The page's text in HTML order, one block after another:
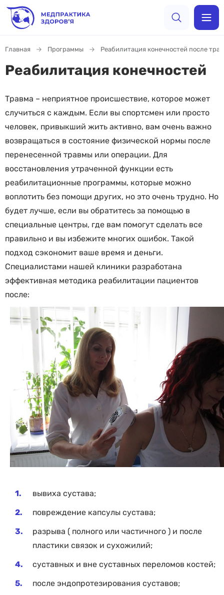
Главная Программы Реабилитация конечностей после
Реабилитация конечностей
Травма – неприятное происшествие, которое может
случиться с каждым. Если вы спортсмен или просто
человек, привыкший жить активно, вам очень важно
возвращаться в состояние физической нормы после
перенесенной травмы или операции. Для
восстановления утраченной функции есть
реабилитационные программы, которые можно
воплотить без помощи других, но это очень трудно. Но
будет лучше, если вы обратитесь за помощью в
специальные центры, где вам помогут сделать все
правильно и вы избежите многих ошибок. Такой
подход сэкономит ваше время и деньги.
Специалистами нашей клиники разработана
эффективная методика реабилитации пациентов
после:
вывиха сустава;
повреждение капсулы сустава;
разрыва ( полного или частичного ) и после
пластики связок и сухожилий;
суставных и вне суставных переломов костей;
после эндопротезирования суставов;